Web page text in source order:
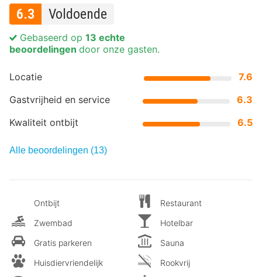
6.3 Voldoende
Locatie
7.6
Gastvrijheid en service
6.3
Kwaliteit ontbijt
6.5
Gebaseerd op 13 echte
beoordelingen door onze gasten.
Alle beoordelingen (13)
Ontbijt
Zwembad
Gratis parkeren
Huisdiervriendelijk
Restaurant
Hotelbar
Sauna
Rookvrij